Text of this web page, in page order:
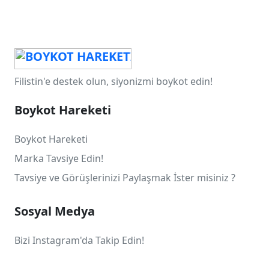
Filistin'e destek olun, siyonizmi boykot edin!
Boykot Hareketi
Boykot Hareketi
Marka Tavsiye Edin!
Tavsiye ve Görüşlerinizi Paylaşmak İster misiniz ?
Sosyal Medya
Bizi Instagram'da Takip Edin!